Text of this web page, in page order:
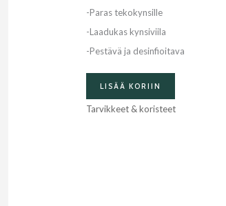
-Paras tekokynsille
-Laadukas kynsiviila
-Pestävä ja desinfioitava
LISÄÄ KORIIN
Tarvikkeet & koristeet